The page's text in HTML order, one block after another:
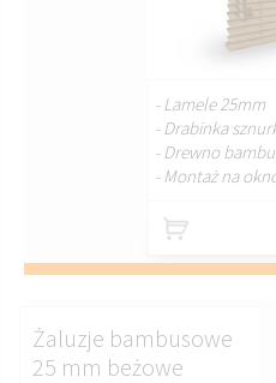
- Lamele 25mm
- Drabinka
- Drewno
- Montaż na
Żaluzje bambusowe
25 mm beżowe